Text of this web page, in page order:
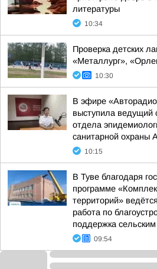
литературы
10:34
Проверка детских
«Металлург»,
10:30
В эфире
выступила ведущий
отдела
санитарной охраны
10:15
В Туве благодаря
программе
территорий»
работа по
поддержка
09:54